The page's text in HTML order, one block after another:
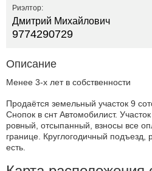
Риэлтор:
Дмитрий Михайлович
9774290729
Описание
Менее 3-х лет в собственности
Продаётся земельный участок 9
Снопок в снт Автомобилист.
ровный, отсыпанный, взносы все
границе. Круглогодичный подъезд,
есть.